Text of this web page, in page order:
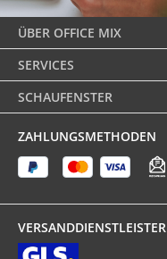
ÜBER OFFICE MIX
SERVICES
SCHAUFENSTER
ZAHLUNGSMETHODEN
VERSANDDIENSTLEISTER